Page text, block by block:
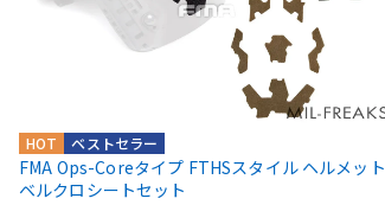
ベストセラー
HOT
FMA Ops-Coreタイプ FTHSスタイル ヘルメット
ベルクロシートセット